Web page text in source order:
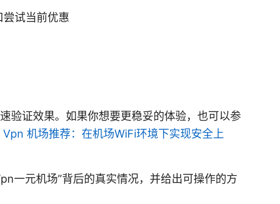
试当前优惠
验证效果。如果你想要更稳妥的体验，也可以参
Vpn 机场推荐：在机场WiFi环境下实现安全上
一元机场”背后的真实情况，并给出可操作的方